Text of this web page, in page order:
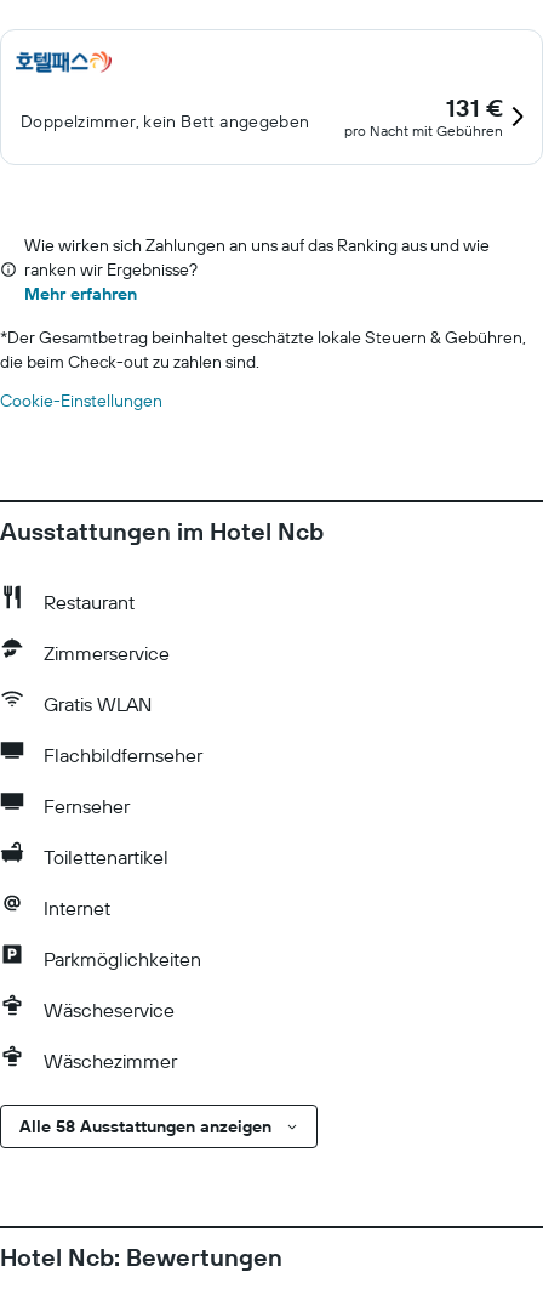
Doppelzimmer, kein Bett angegeben 131 €
pro Nacht mit Gebühren
Wie wirken sich Zahlungen an uns auf das Ranking aus und wie
ranken wir Ergebnisse?
Mehr erfahren
*Der Gesamtbetrag beinhaltet geschätzte lokale Steuern & Gebühren,
die beim Check-out zu zahlen sind.
Cookie-Einstellungen
Ausstattungen im Hotel Ncb
Restaurant
Zimmerservice
Gratis WLAN
Flachbildfernseher
Fernseher
Toilettenartikel
Internet
Parkmöglichkeiten
Wäscheservice
Wäschezimmer
Alle 58 Ausstattungen anzeigen
Hotel Ncb: Bewertungen